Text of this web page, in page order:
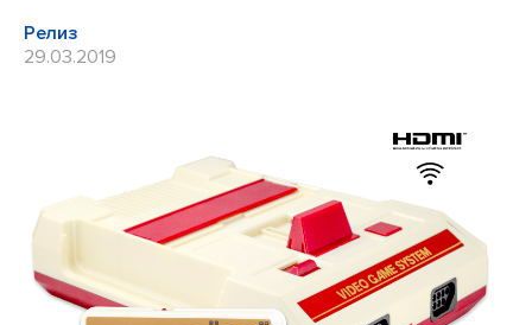
Релиз
29.03.2019